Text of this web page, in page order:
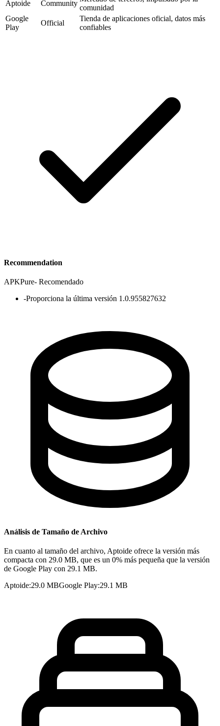
Aptoide Community
comunidad
Google
Play
Official
Tienda de aplicaciones oficial, datos más
confiables
Recommendation
APKPure- Recomendado
-Proporciona la última versión 1.0.955827632
Análisis de Tamaño de Archivo
En cuanto al tamaño del archivo, Aptoide ofrece la versión más
compacta con 29.0 MB, que es un 0% más pequeña que la versión
de Google Play con 29.1 MB.
Aptoide:29.0 MBGoogle Play:29.1 MB